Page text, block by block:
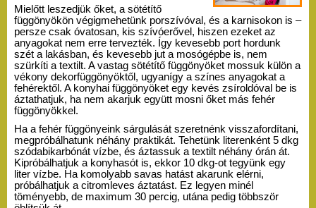
Hasznos tanácsok
Blog
Elérhetőségek
Mielőtt leszedjük őket, a sötétítő
függönyökön végigmehetünk porszívóval, és a karnisokon is –
persze csak óvatosan, kis szívóerővel, hiszen ezeket az
anyagokat nem erre tervezték. Így kevesebb port hordunk
szét a lakásban, és kevesebb jut a mosógépbe is, nem
szürkíti a textilt. A vastag sötétítő függönyöket mossuk külön a
vékony dekorfüggönyöktől, ugyanígy a színes anyagokat a
fehérektől. A konyhai függönyöket egy kevés zsíroldóval be is
áztathatjuk, ha nem akarjuk együtt mosni őket más fehér
függönyökkel.
Ha a fehér függönyeink sárgulását szeretnénk visszafordítani,
megpróbálhatunk néhány praktikát. Tehetünk literenként 5 dkg
szódabikarbónát vízbe, és áztassuk a textilt néhány órán át.
Kipróbálhatjuk a konyhasót is, ekkor 10 dkg-ot tegyünk egy
liter vízbe. Ha komolyabb savas hatást akarunk elérni,
próbálhatjuk a citromleves áztatást. Ez legyen minél
töményebb, de maximum 30 percig, utána pedig többször